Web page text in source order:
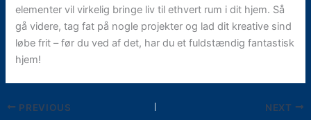
elementer vil virkelig bringe liv til ethvert rum i dit hjem. Så
gå videre, tag fat på nogle projekter og lad dit kreative sind
løbe frit – før du ved af det, har du et fuldstændig fantastisk
hjem!
PREVIOUS NEXT